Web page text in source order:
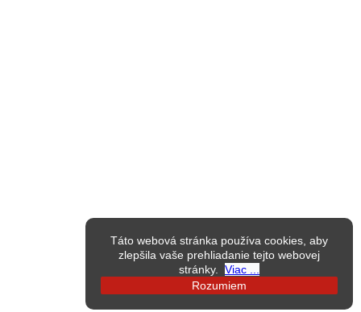
Táto webová stránka používa cookies, aby
zlepšila vaše prehliadanie tejto webovej
stránky. Viac ...
Rozumiem